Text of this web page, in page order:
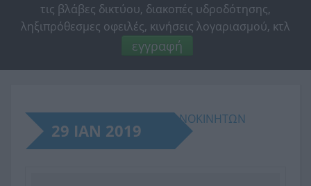
Διοικητικό Συμβούλιο
Ιδρυτική Απόφαση
Τεχνικά Προγράμματα
Διαχειριστική Επάρκεια
Ύδρευση
Η Ιστορία Του Νερού
Ποιότητα Νερού
Εξοικονόμηση Νερού
Αποχέτευση
Βιολογικός Καθαρισμός
Δι@ύγεια
Τιμολογιακή Πολιτική
Ανακοινώσεις
Δελτία Τύπου
Επικοινωνία
τις βλάβες δικτύου, διακοπές υδροδότησης,
ληξιπρόθεσμες οφειλές, κινήσεις λογαριασμού, κτλ
εγγραφή
29 ΙΑΝ 2019
ΥΠΗΡΕΣΙΕΣ ΑΣΦΑΛΙΣΗΣ ΜΗΧΑΝΟΚΙΝΗΤΩΝ
ΟΧΗΜΑΤΩΝ